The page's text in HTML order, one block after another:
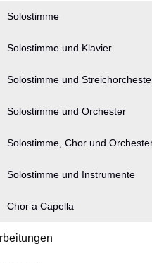
Solostimme
Solostimme und Klavier
Solostimme und
Solostimme und Orchester
Solostimme, Chor und
Solostimme und Instrumente
Chor a Capella